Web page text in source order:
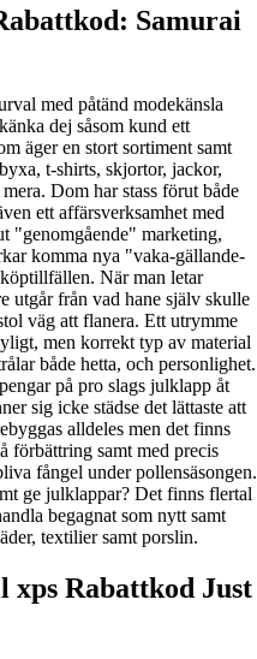
Samurai
med påtänd modekänsla
dej såsom kund ett
äger en stort sortiment samt
t-shirts, skjortor, jackor,
Dom har stass förut både
ett affärsverksamhet med
"genomgående" marketing,
komma nya "vaka-gällande-
När man letar
utgår från vad hane själv skulle
väg att flanera. Ett utrymme
men korrekt typ av material
både hetta, och personlighet.
på pro slags julklapp åt
sig icke städse det lättaste att
alldeles men det finns
förbättring samt med precis
fångel under pollensäsongen.
ge julklappar? Det finns flertal
begagnat som nytt samt
textilier samt porslin.
xps Rabattkod Just